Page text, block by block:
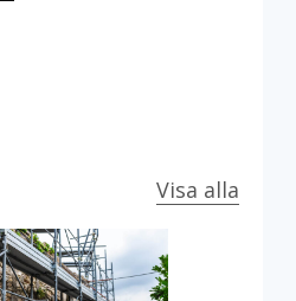
Visa alla